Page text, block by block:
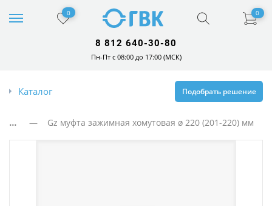
0 0
8 812 640-30-80
Пн-Пт с 08:00 до 17:00 (МСК)
Каталог Подобрать решение
... — Gz муфта зажимная хомутовая ø 220 (201-220) мм